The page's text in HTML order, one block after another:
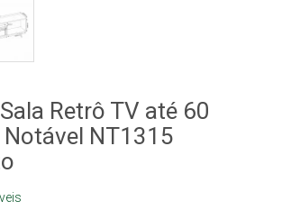
Retrô TV até 60
Notável NT1315